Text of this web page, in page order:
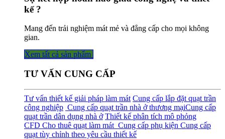
kế ?
Mang đến trải nghiệm mát mẻ và đẳng cấp cho mọi không
gian.
Xem tất cả sản phẩm
TƯ VẤN CUNG CẤP
Tư vấn thiết kế giải pháp làm mát Cung cấp lắp đặt quạt trần
công nghiệp Cung cấp quạt trần nhà ở thương mạiCung cấp
quạt trần dân dụng nhà ở Thiết kế phân tích mô phỏng
CFD Cho thuê quạt làm mát Cung cấp phụ kiện Cung cấp
quạt tùy chỉnh theo yêu cầu thiết kế